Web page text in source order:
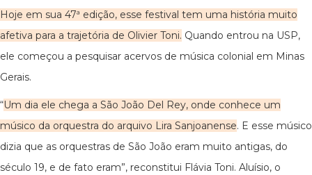
Hoje em sua 47ª edição, esse festival tem uma história muito
afetiva para a trajetória de Olivier Toni. Quando entrou na USP,
ele começou a pesquisar acervos de música colonial em Minas
Gerais.
“Um dia ele chega a São João Del Rey, onde conhece um
músico da orquestra do arquivo Lira Sanjoanense. E esse músico
dizia que as orquestras de São João eram muito antigas, do
século 19, e de fato eram”, reconstitui Flávia Toni. Aluísio, o